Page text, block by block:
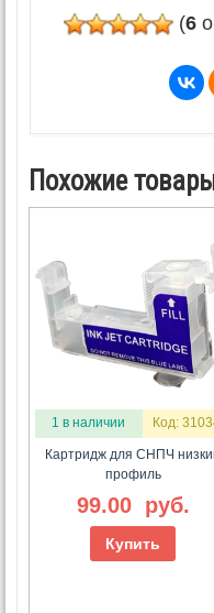
(6
Похожие
1 в наличии Код:
Картридж для СНПЧ
профиль
99.00 руб.
Купить